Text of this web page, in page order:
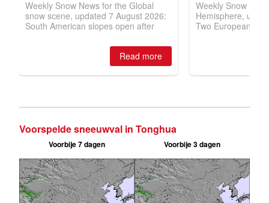
Voorspelde sneeuwval in Tonghua
Voorbije 7 dagen Voorbije 3 dagen